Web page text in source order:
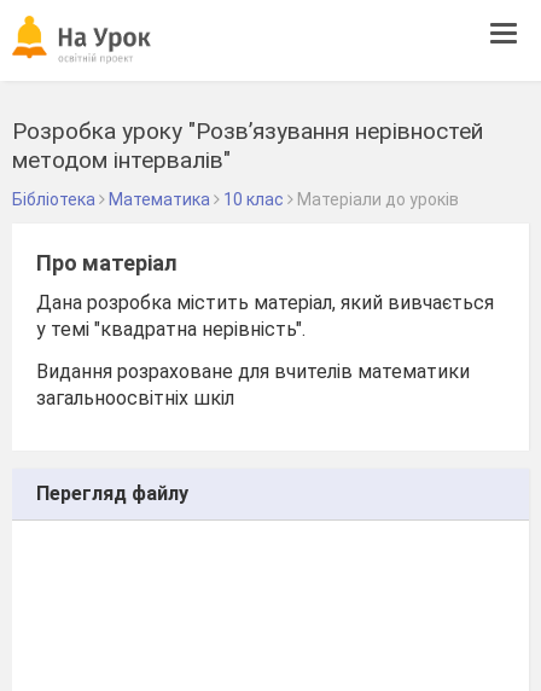
Розробка уроку "Розв’язування нерівностей
методом інтервалів"
Бібліотека Математика 10 клас Матеріали до уроків
Про матеріал
Дана розробка містить матеріал, який вивчається
у темі "квадратна нерівність".
Видання розраховане для вчителів математики
загальноосвітніх шкіл
Перегляд файлу